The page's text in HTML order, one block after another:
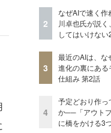
2
なぜAIで速く
川卓也氏が説
してはいけな
3
最近のAIは、
進化の裏にあ
仕組み 第2話
4
予定どおり作
か──「アウト
に橋をかける3